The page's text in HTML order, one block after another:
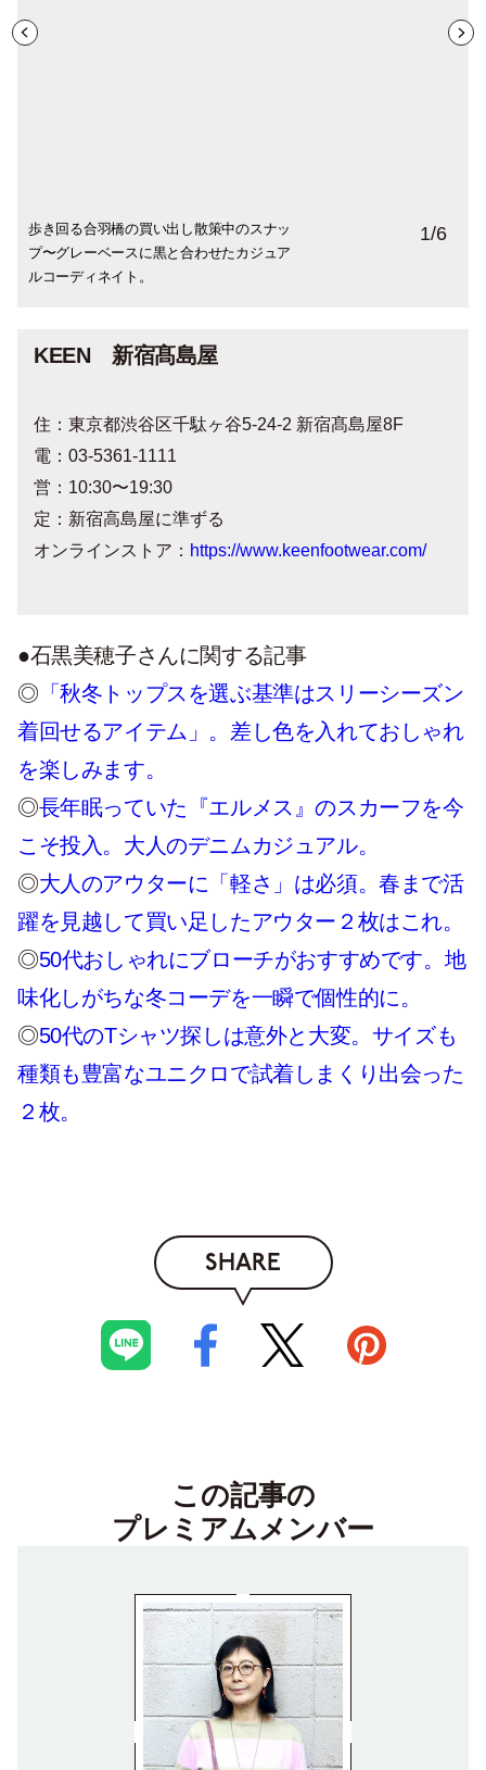
歩き回る合羽橋の買い出し散策中のスナッ
プ〜グレーベースに黒と合わせたカジュア
ルコーディネイト。
イッセイプリーツのパンツをカジュアルダ
ウンするのにピッタリなカラーリング。
完全防水の上にクッション性も高くて歩き
やすいので雨の日もお出掛けも楽しみに。
ショップでは実際の山道を想定した傾斜の
ついたボードで履き心地を確認済み。
和紙 ソックス クォーターは底面の滑り止め
がしっかり機能していて安定感抜群。
梅雨時から夏までヘビロテになりそうな２
足。
1/6
KEEN 新宿髙島屋
住：東京都渋谷区千駄ヶ谷5-24-2 新宿髙島屋8F
電： 03-5361-1111
営： 10:30〜19:30
定：新宿高島屋に準ずる
オンラインストア： https://www.keenfootwear.com/
●石黒美穂子さんに関する記事
◎ 「秋冬トップスを選ぶ基準はスリーシーズン
着回せるアイテム」。差し色を入れておしゃれ
を楽しみます。
◎長年眠っていた『エルメス』のスカーフを今
こそ投入。大人のデニムカジュアル。
◎大人のアウターに「軽さ」は必須。春まで活
躍を見越して買い足したアウター２枚はこれ。
◎50代おしゃれにブローチがおすすめです。地
味化しがちな冬コーデを一瞬で個性的に。
◎50代のTシャツ探しは意外と大変。サイズも
種類も豊富なユニクロで試着しまくり出会った
２枚。
SHARE
この記事の
プレミアムメンバー